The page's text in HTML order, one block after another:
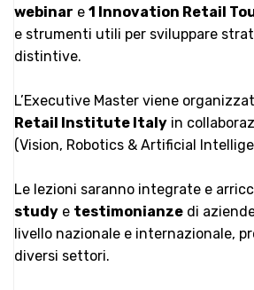
webinar e 1 Innovation Retail
e strumenti utili per sviluppare
distintive.
L’Executive Master viene
Retail Institute Italy in
(Vision, Robotics & Artificial
Le lezioni saranno integrate e
study e testimonianze di
livello nazionale e internazionale,
diversi settori.